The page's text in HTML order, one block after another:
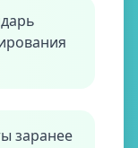
заранее